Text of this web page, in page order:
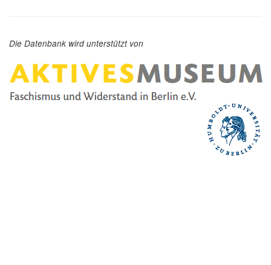
Die Datenbank wird unterstützt von